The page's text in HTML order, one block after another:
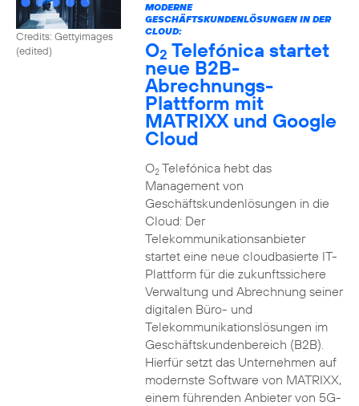
Credits: Gettyimages
(edited)
MODERNE
GESCHÄFTSKUNDENLÖSUNGEN IN DER
CLOUD:
O2 Telefónica startet
neue B2B-
Abrechnungs-
Plattform mit
MATRIXX und Google
Cloud
O2Telefónica hebt das
Management von
Geschäftskundenlösungen in die
Cloud: Der
Telekommunikationsanbieter
startet eine neue cloudbasierte IT-
Plattform für die zukunftssichere
Verwaltung und Abrechnung seiner
digitalen Büro- und
Telekommunikationslösungen im
Geschäftskundenbereich (B2B).
Hierfür setzt das Unternehmen auf
modernste Software von MATRIXX,
einem führenden Anbieter von 5G-